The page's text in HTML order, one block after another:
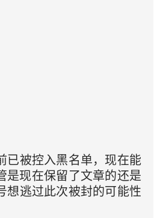
已被控入黑名单，现在能
是现在保留了文章的还是
想逃过此次被封的可能性